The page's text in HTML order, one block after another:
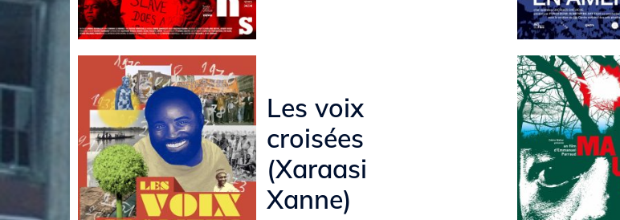
Les voix
croisées
(Xaraasi
Xanne)